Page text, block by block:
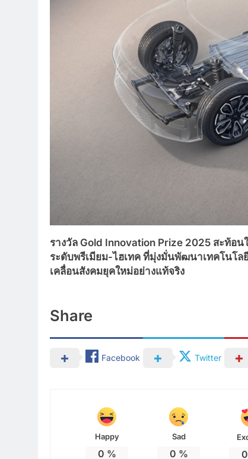
รางวัล Gold Innovation Prize 2025 สะท้อนใ
ระดับพรีเมียม-ไฮเทค ที่มุ่งมั่นพัฒนาเทคโนโล
เคลื่อนสังคมยุคใหม่อย่างแท้จริง
Share
Facebook Twitter
Happy
0 %
Sad
0 % 0